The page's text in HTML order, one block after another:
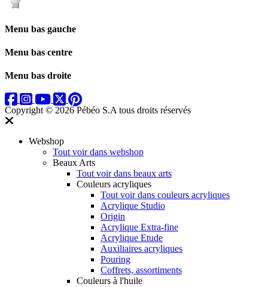
Menu bas gauche
Menu bas centre
Menu bas droite
Copyright © 2026 Pébéo S.A tous droits réservés
Webshop
Tout voir dans webshop
Beaux Arts
Tout voir dans beaux arts
Couleurs acryliques
Tout voir dans couleurs acryliques
Acrylique Studio
Origin
Acrylique Extra-fine
Acrylique Etude
Auxiliaires acryliques
Pouring
Coffrets, assortiments
Couleurs à l'huile